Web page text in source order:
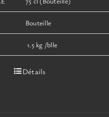
Bouteille
1.5 kg /blle
CeDétails